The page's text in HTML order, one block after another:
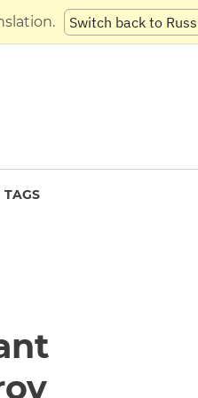
Switch back to
TAGS